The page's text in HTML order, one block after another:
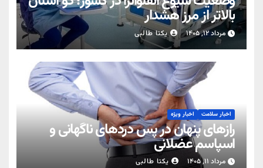
بالاتر از مرز هشدار
مرداد ۱۲, ۱۴۰۵ یکتا طالبی
اخبار سلامت اخبار ویژه
رازهای پنهان در پس دردهای ناگهانی و
اسپاسم عضلانی
مرداد ۱۱, ۱۴۰۵ یکتا طالبی